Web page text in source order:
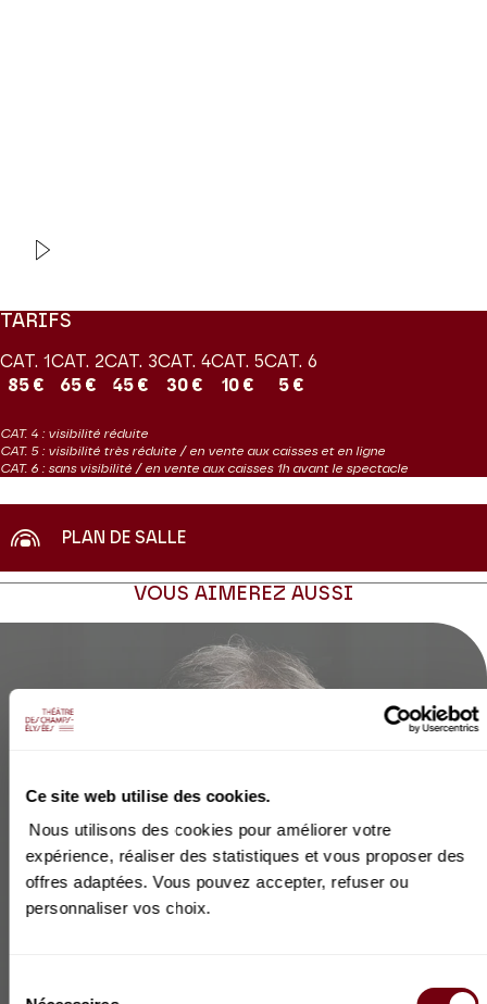
Ce site web utilise des cookies.
Nous utilisons des cookies pour améliorer votre
expérience, réaliser des statistiques et vous proposer des
offres adaptées. Vous pouvez accepter, refuser ou
personnaliser vos choix.
TARIFS
CAT. 1
85 €
CAT. 2
65 €
CAT. 3
45 €
CAT. 4
30 €
CAT. 5
10 €
CAT. 6
5 €
CAT. 4 : visibilité réduite
CAT. 5 : visibilité très réduite / en vente aux caisses et en ligne
CAT. 6 : sans visibilité / en vente aux caisses 1h avant le spectacle
PLAN DE SALLE
VOUS AIMEREZ AUSSI